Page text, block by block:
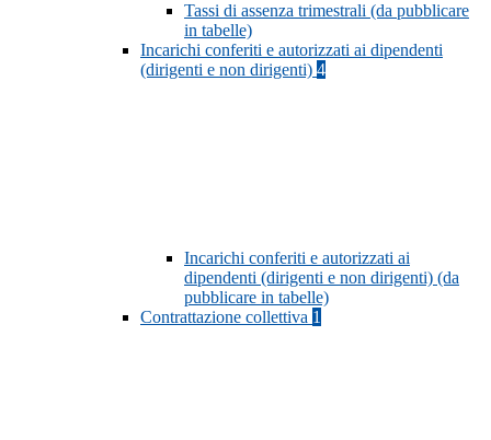
Tassi di assenza trimestrali (da pubblicare
in tabelle)
Incarichi conferiti e autorizzati ai dipendenti
(dirigenti e non dirigenti) 4
Incarichi conferiti e autorizzati ai
dipendenti (dirigenti e non dirigenti) (da
pubblicare in tabelle)
Contrattazione collettiva 1